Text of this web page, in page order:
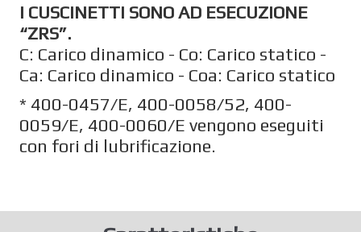
I CUSCINETTI SONO AD ESECUZIONE
“ZRS”.
C: Carico dinamico - Co: Carico statico -
Ca: Carico dinamico - Coa: Carico statico
* 400-0457/E, 400-0058/52, 400-
0059/E, 400-0060/E vengono eseguiti
con fori di lubrificazione.